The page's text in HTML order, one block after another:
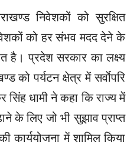
निवेशकों को सुरक्षित
को हर संभव मदद देने के
है। प्रदेश सरकार का लक्ष्य
को पर्यटन क्षेत्र में सर्वाेपरि
सिंह धामी ने कहा कि राज्य में
के लिए जो भी सुझाव प्राप्त
में शामिल किया